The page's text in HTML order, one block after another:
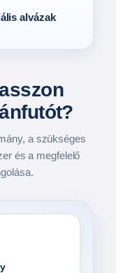
alvázak
a szükséges
és a megfelelő